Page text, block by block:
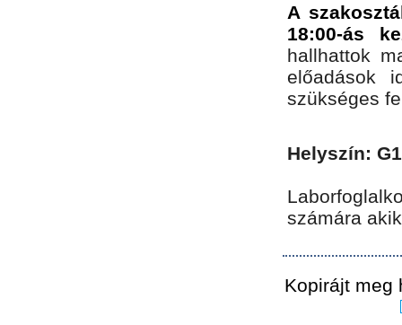
A
18:00-ás
hallhattok
előadások
szükséges
Helyszín:
számára
Kopirájt meg